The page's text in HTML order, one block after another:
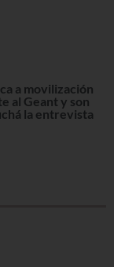
a movilización
al Geant y son
la entrevista